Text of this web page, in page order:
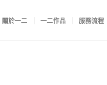
關於一二 一二作品 服務流程